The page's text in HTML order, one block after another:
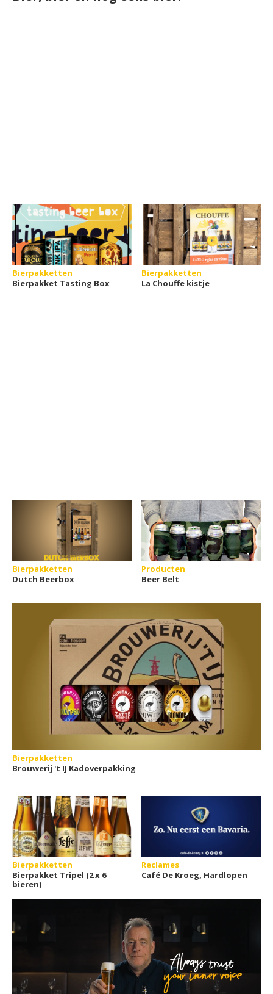
Bierpakketten
Bierpakket Tasting Box
Bierpakketten
La Chouffe kistje
Bierpakketten
Dutch Beerbox
Producten
Beer Belt
Bierpakketten
Brouwerij 't IJ Kadoverpakking
Bierpakketten
Bierpakket Tripel (2 x 6
bieren)
Reclames
Café De Kroeg, Hardlopen